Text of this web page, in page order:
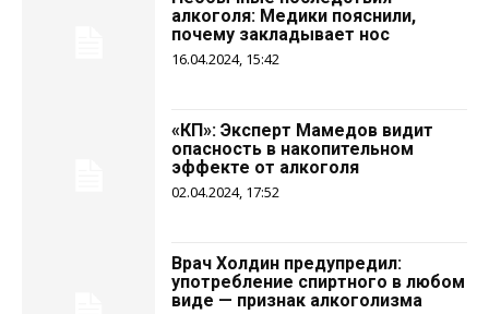
алкоголя: Медики пояснили,
почему закладывает нос
16.04.2024, 15:42
«КП»: Эксперт Мамедов видит
опасность в накопительном
эффекте от алкоголя
02.04.2024, 17:52
Врач Холдин предупредил:
употребление спиртного в любом
виде — признак алкоголизма